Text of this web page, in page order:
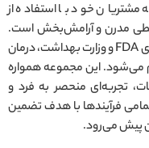
خود با استفاده از
مدرن و آرامش‌بخش است.
تمامی خدمات ارائه‌شده مطابق با استانداردهای FDA و وزارت بهداشت، درمان
می‌شود. این مجموعه همواره
تجربه‌ای منحصر به فرد و
فرآیندها با هدف تضمین
پیش می‌رود.